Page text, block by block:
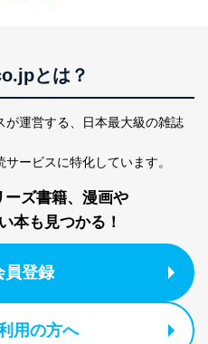
金回収のため
ール等による商品、サービ
歴や購買履歴等の情報を分
、趣味・嗜好に
新商品・サービスに関する
ため
合わせ対応、トラブル対
ペレーター教育など応対品
マーQ＆Aサイトの投稿内容
のサービス内容のご案内の
とは？
運営する、
日本最大級の雑誌
サービスに特化しています。
ズ書籍、漫画や
本も見つかる！
員登録
用の方へ